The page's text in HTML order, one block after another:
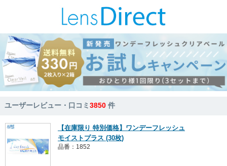
ユーザーレビュー・口コミ3850 件
【在庫限り 特別価格】ワンデーフレッシュ
モイストプラス (30枚)
品番：1852